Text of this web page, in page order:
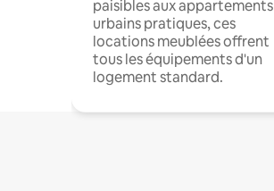
paisibles aux appartements
urbains pratiques, ces
locations meublées offrent
tous les équipements d'un
logement standard.